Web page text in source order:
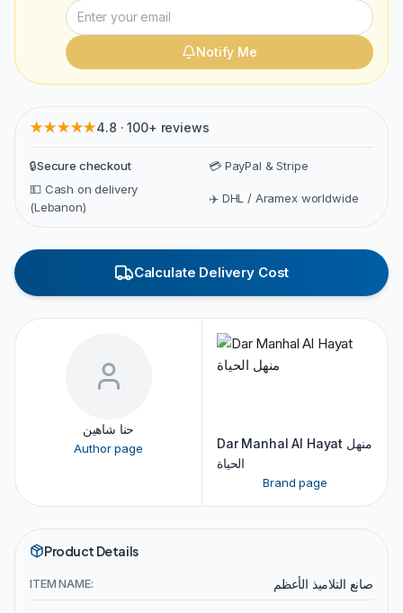
Notify Me
★★★★★4.8 · 100+ reviews
🔒Secure checkout
💳 PayPal & Stripe
💵 Cash on delivery
(Lebanon)
✈️ DHL / Aramex worldwide
Calculate Delivery Cost
حنا شاهين
Author page
Dar Manhal Al Hayat منهل
الحياة
Brand page
Product Details
ITEM NAME: صانع التلاميذ الأعظم